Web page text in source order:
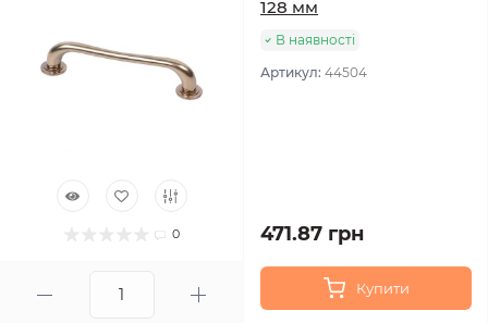
0
128 мм
В наявності
Артикул: 44504
471.87 грн
Купити